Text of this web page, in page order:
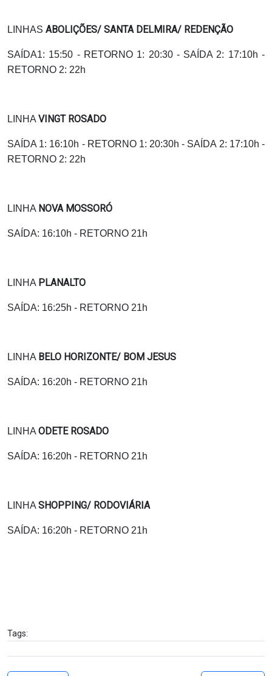
LINHAS ABOLIÇÕES/ SANTA DELMIRA/ REDENÇÃO
SAÍDA1: 15:50 - RETORNO 1: 20:30 - SAÍDA 2: 17:10h -
RETORNO 2: 22h
LINHA VINGT ROSADO
SAÍDA 1: 16:10h - RETORNO 1: 20:30h - SAÍDA 2: 17:10h -
RETORNO 2: 22h
LINHA NOVA MOSSORÓ
SAÍDA: 16:10h - RETORNO 21h
LINHA PLANALTO
SAÍDA: 16:25h - RETORNO 21h
LINHA BELO HORIZONTE/ BOM JESUS
SAÍDA: 16:20h - RETORNO 21h
LINHA ODETE ROSADO
SAÍDA: 16:20h - RETORNO 21h
LINHA SHOPPING/ RODOVIÁRIA
SAÍDA: 16:20h - RETORNO 21h
Tags: